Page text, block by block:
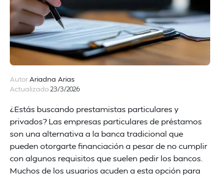
AutorAriadna Arias
Actualizado23/3/2026
¿Estás buscando prestamistas particulares y
privados? Las empresas particulares de préstamos
son una alternativa a la banca tradicional que
pueden otorgarte financiación a pesar de no cumplir
con algunos requisitos que suelen pedir los bancos.
Muchos de los usuarios acuden a esta opción para